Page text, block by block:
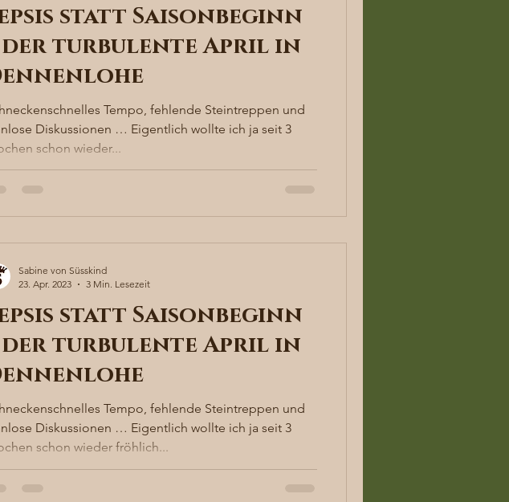
statt Saisonbeginn
der turbulente April in
Tempo, fehlende Steintreppen und
Diskussionen … Eigentlich wollte ich ja seit 3
schon wieder...
statt Saisonbeginn
der turbulente April in
Tempo, fehlende Steintreppen und
Diskussionen … Eigentlich wollte ich ja seit 3
schon wieder fröhlich...
Sabine von Süsskind
23. Apr. 2023
3 Min. Lesezeit